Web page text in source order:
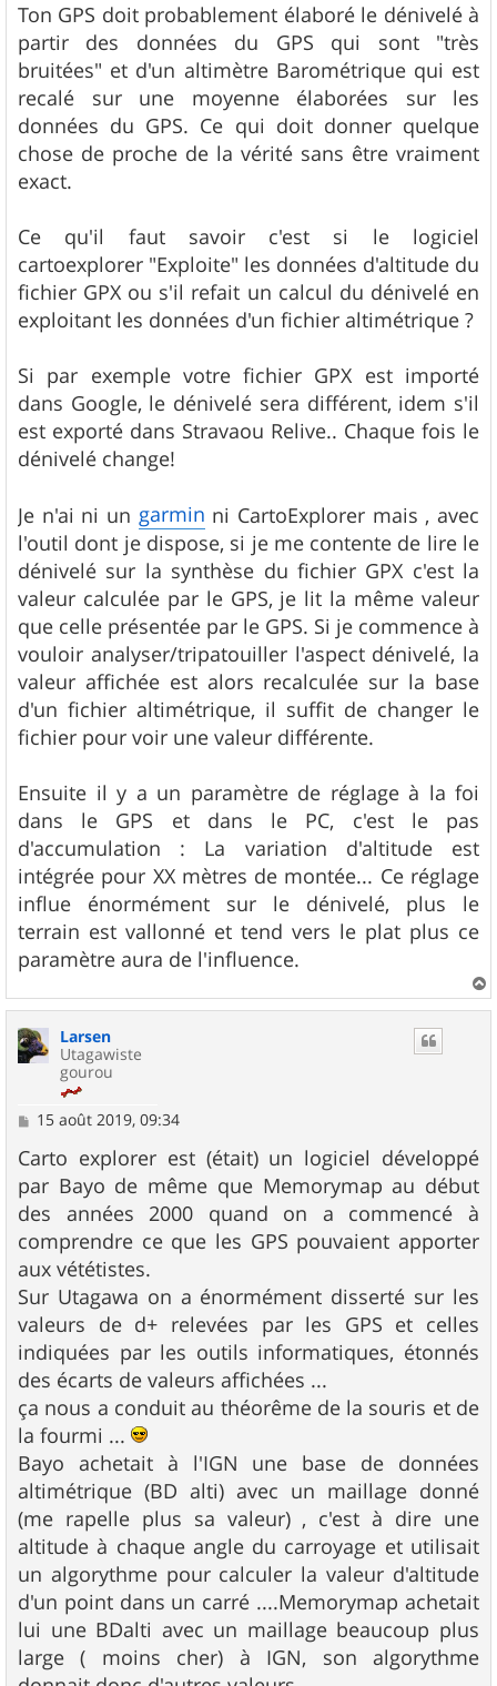
Ton GPS doit probablement élaboré le dénivelé à
partir des données du GPS qui sont "très
bruitées" et d'un altimètre Barométrique qui est
recalé sur une moyenne élaborées sur les
données du GPS. Ce qui doit donner quelque
chose de proche de la vérité sans être vraiment
exact.
Ce qu'il faut savoir c'est si le logiciel
cartoexplorer "Exploite" les données d'altitude du
fichier GPX ou s'il refait un calcul du dénivelé en
exploitant les données d'un fichier altimétrique ?
Si par exemple votre fichier GPX est importé
dans Google, le dénivelé sera différent, idem s'il
est exporté dans Stravaou Relive.. Chaque fois le
dénivelé change!
Je n'ai ni un garmin ni CartoExplorer mais , avec
l'outil dont je dispose, si je me contente de lire le
dénivelé sur la synthèse du fichier GPX c'est la
valeur calculée par le GPS, je lit la même valeur
que celle présentée par le GPS. Si je commence à
vouloir analyser/tripatouiller l'aspect dénivelé, la
valeur affichée est alors recalculée sur la base
d'un fichier altimétrique, il suffit de changer le
fichier pour voir une valeur différente.
Ensuite il y a un paramètre de réglage à la foi
dans le GPS et dans le PC, c'est le pas
d'accumulation : La variation d'altitude est
intégrée pour XX mètres de montée... Ce réglage
influe énormément sur le dénivelé, plus le
terrain est vallonné et tend vers le plat plus ce
paramètre aura de l'influence.
a
Larsen
Utagawiste
gourou
M
s
s
a
g
e
15 août 2019, 09:34
Carto explorer est (était) un logiciel développé
par Bayo de même que Memorymap au début
des années 2000 quand on a commencé à
comprendre ce que les GPS pouvaient apporter
aux vététistes.
Sur Utagawa on a énormément disserté sur les
valeurs de d+ relevées par les GPS et celles
indiquées par les outils informatiques, étonnés
des écarts de valeurs affichées ...
ça nous a conduit au théorême de la souris et de
la fourmi ...
Bayo achetait à l'IGN une base de données
altimétrique (BD alti) avec un maillage donné
(me rapelle plus sa valeur) , c'est à dire une
altitude à chaque angle du carroyage et utilisait
un algorythme pour calculer la valeur d'altitude
d'un point dans un carré ....Memorymap achetait
lui une BDalti avec un maillage beaucoup plus
large ( moins cher) à IGN, son algorythme